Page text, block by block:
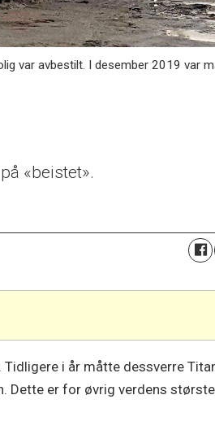
var avbestilt. I desember 2019 var
«beistet».
i år måtte dessverre
Dette er for øvrig verdens største